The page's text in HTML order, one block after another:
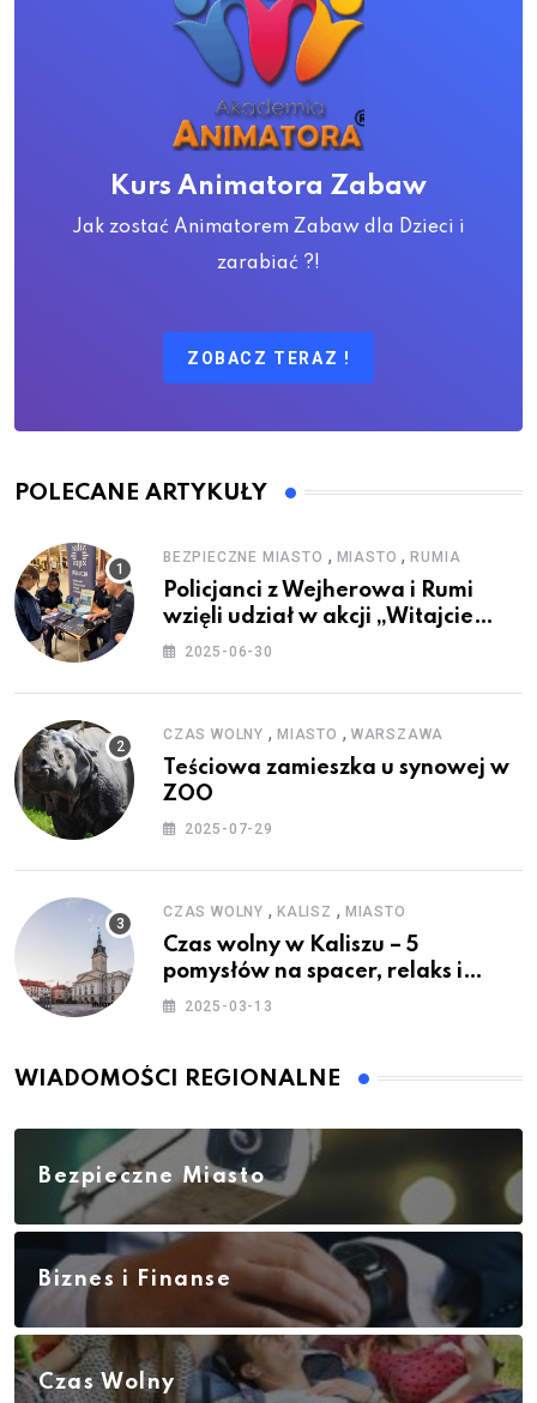
Kurs Animatora Zabaw
Jak zostać Animatorem Zabaw dla Dzieci i
zarabiać ?!
ZOBACZ TERAZ !
POLECANE ARTYKUŁY
BEZPIECZNE MIASTO , MIASTO ,RUMIA
Policjanci z Wejherowa i Rumi
wzięli udział w akcji „Witajcie
Wakacje”
2025-06-30
CZAS WOLNY , MIASTO , WARSZAWA
Teściowa zamieszka u synowej w
ZOO
2025-07-29
CZAS WOLNY , KALISZ , MIASTO
Czas wolny w Kaliszu – 5
pomysłów na spacer, relaks i
rodzinne atrakcje
2025-03-13
WIADOMOŚCI REGIONALNE
Bezpieczne Miasto
Biznes i Finanse
Czas Wolny